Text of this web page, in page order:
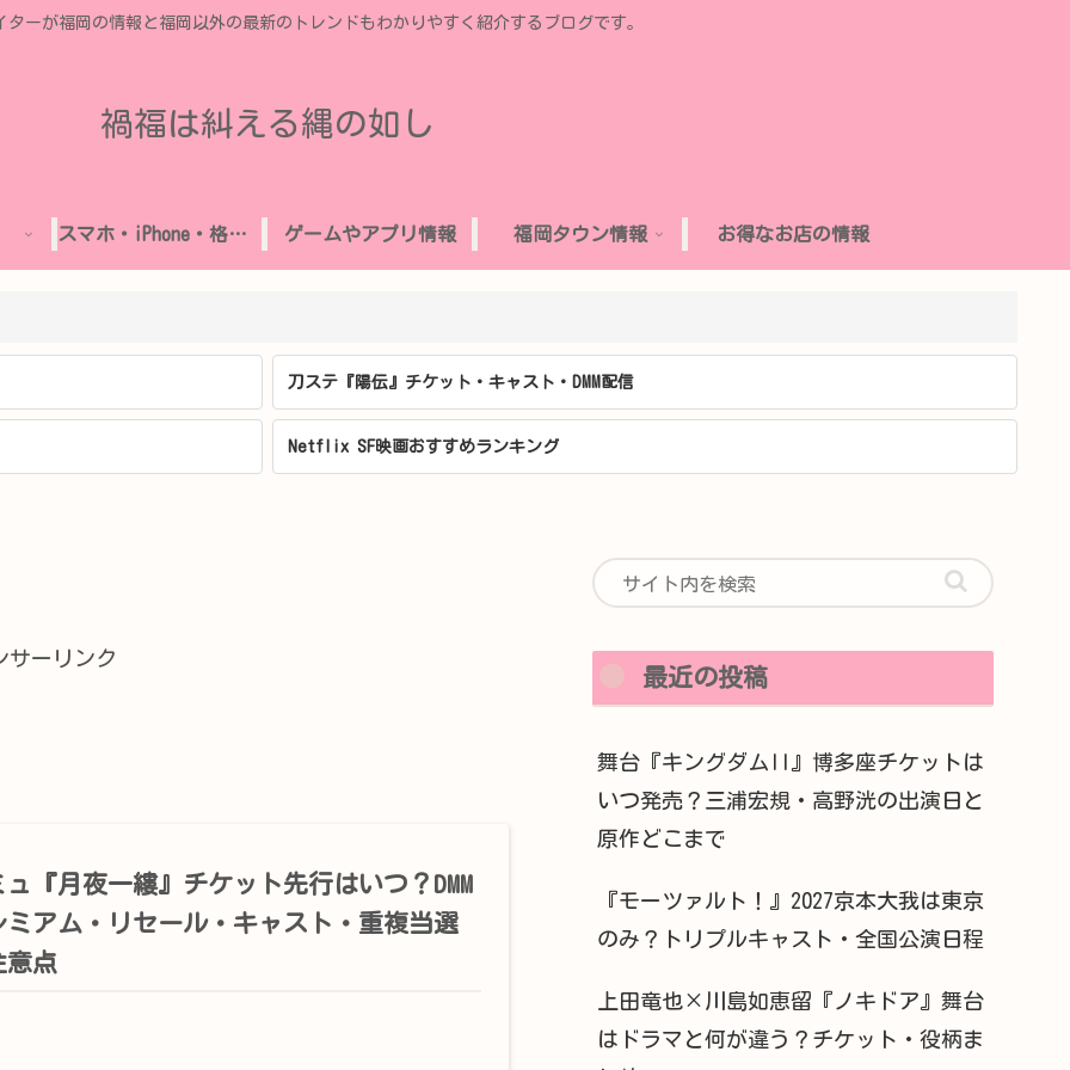
ターが福岡の情報と福岡以外の最新のトレンドもわかりやすく紹介するブログです。
禍福は糾える縄の如し
スマホ・iPhone・格安SIM ゲームやアプリ情報 福岡タウン情報 お得なお店の情報
刀ステ『陽伝』チケット・キャスト・DMM配信
Netflix SF映画おすすめランキング
サーリンク
『月夜一縷』チケット先行はいつ？DMM
ミアム・リセール・キャスト・重複当選
意点
最近の投稿
舞台『キングダムII』博多座チケットは
いつ発売？三浦宏規・高野洸の出演日と
原作どこまで
『モーツァルト！』2027京本大我は東京
のみ？トリプルキャスト・全国公演日程
上田竜也×川島如恵留『ノキドア』舞台
はドラマと何が違う？チケット・役柄ま